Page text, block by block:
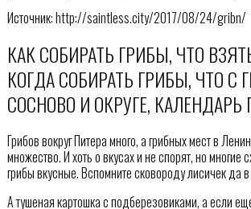
Источник: http://saintless.city/2017/08/24/gribn/
КАК СОБИРАТЬ ГРИБЫ, ЧТО
КОГДА СОБИРАТЬ ГРИБЫ, ЧТО С
СОСНОВО И ОКРУГЕ, КАЛЕНДАРЬ
Грибов вокруг Питера много, а грибных мест в
множество. И хоть о вкусах и не спорят, но
грибы вкусные. Вспомните сковороду лисичек да
А тушеная картошка с подберезовиками, а если